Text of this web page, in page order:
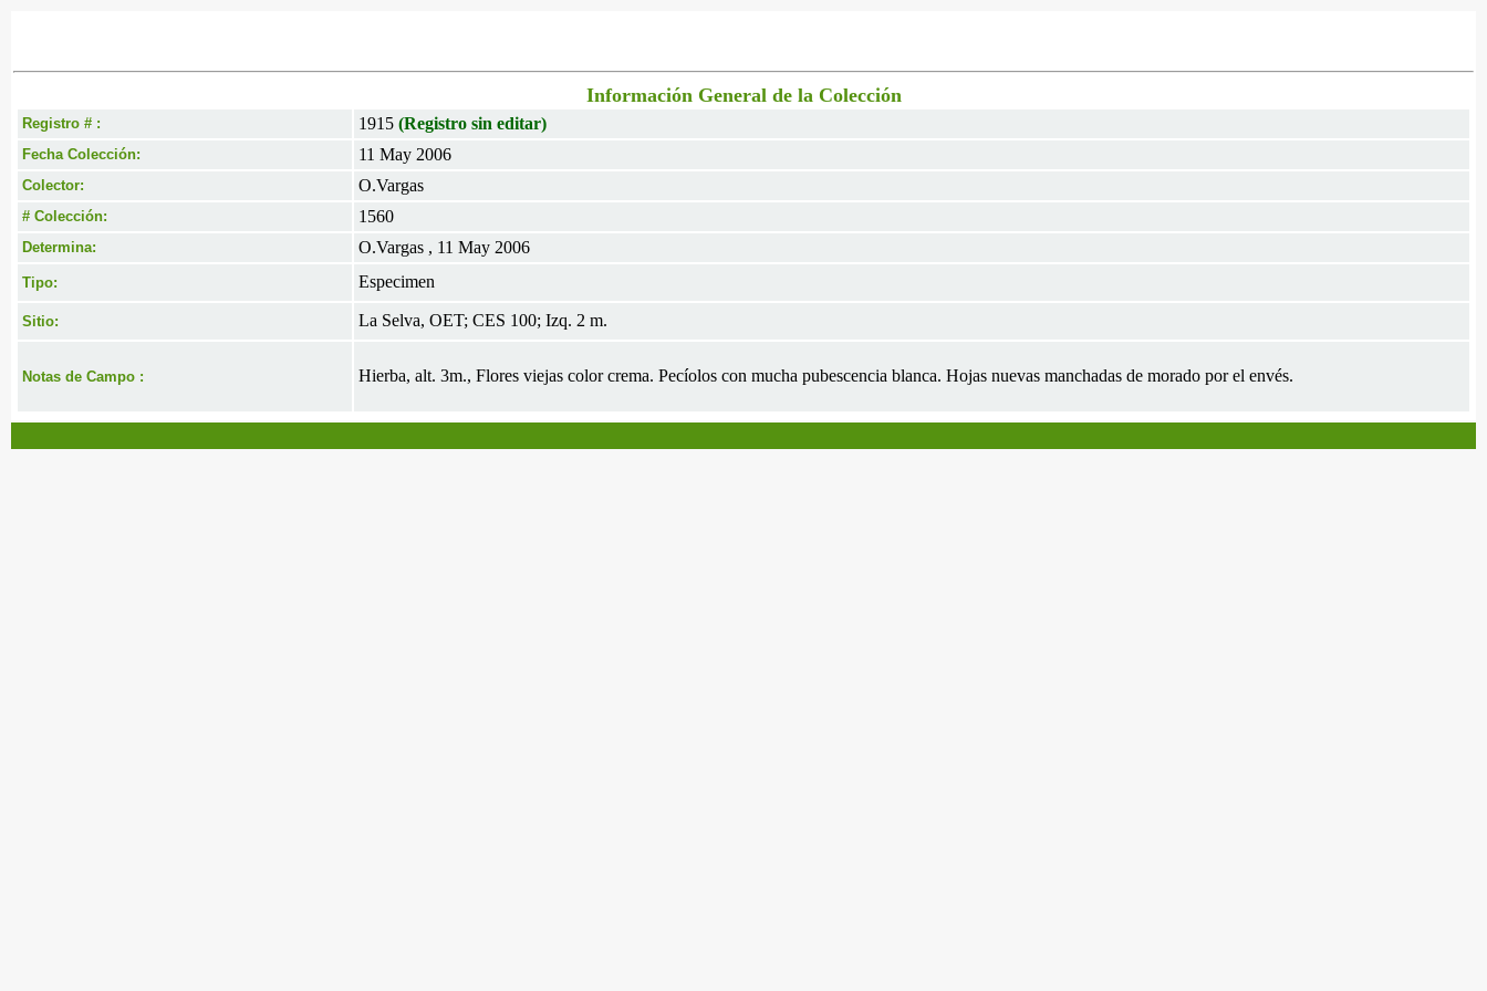
Información General de la Colección
Registro # : 1915 (Registro sin editar)
Fecha Colección: 11 May 2006
Colector: O.Vargas
# Colección: 1560
Determina: O.Vargas , 11 May 2006
Tipo: Especimen
Sitio: La Selva, OET; CES 100; Izq. 2 m.
Notas de Campo : Hierba, alt. 3m., Flores viejas color crema. Pecíolos con mucha pubescencia blanca. Hojas nuevas manchadas de morado por el envés.